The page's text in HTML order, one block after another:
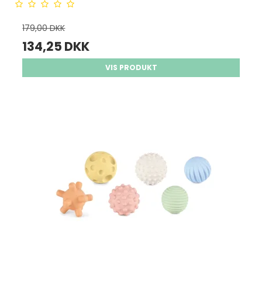
179,00 DKK
134,25 DKK
VIS PRODUKT